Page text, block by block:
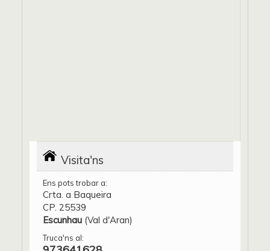
Visita'ns
Ens pots trobar a:
Crta. a Baqueira
CP. 25539
Escunhau (Val d'Aran)
Truca'ns al: